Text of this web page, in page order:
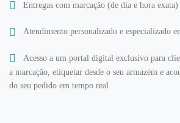
Entregas com marcação (de dia e hora exata)
Atendimento personalizado e especializado
Acesso a um portal digital exclusivo para
a marcação, etiquetar desde o seu armazém e
do seu pedido em tempo real